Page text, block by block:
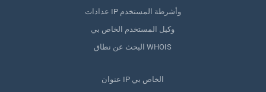
عدادات IP وأشرطة المستخدم
وكيل المستخدم الخاص بي
البحث عن نطاق WHOIS
عنوان IP الخاص بي